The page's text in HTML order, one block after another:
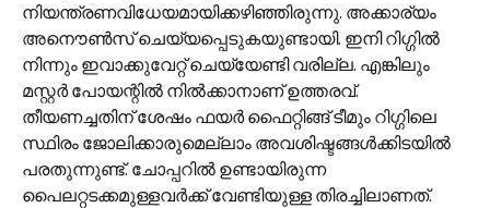
നിയന്ത്രണവിധേയമായിക്കഴിഞ്ഞിരുന്നു. അക്കാര്യം
അനൌണ്‍സ് ചെയ്യപ്പെടുകയുണ്ടായി. ഇനി റിഗ്ഗില്‍
നിന്നും ഇവാക്കുവേറ്റ് ചെയ്യേണ്ടി വരില്ല. എങ്കിലും
മസ്റ്റര്‍ പോയന്റില്‍ നില്‍ക്കാനാണ് ഉത്തരവ്.
തീയണച്ചതിന് ശേഷം ഫയര്‍ ഫൈറ്റിങ്ങ് ടീമും റിഗ്ഗിലെ
സ്ഥിരം ജോലിക്കാരുമെല്ലാം അവശിഷ്ടങ്ങള്‍ക്കിടയില്‍
പരതുന്നുണ്ട്. ചോപ്പറില്‍ ഉണ്ടായിരുന്ന
പൈലറ്റടക്കമുള്ളവര്‍ക്ക് വേണ്ടിയുള്ള തിരച്ചിലാണത്.